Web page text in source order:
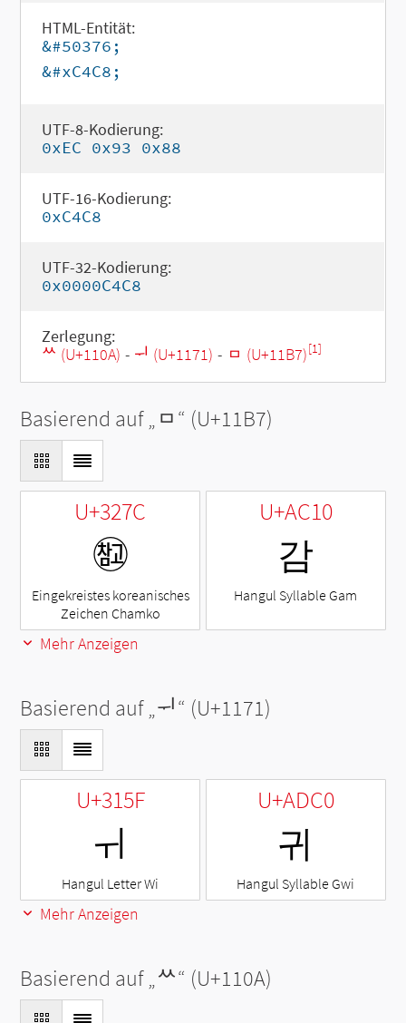
HTML-Entität:
&#50376;
&#xC4C8;
UTF-8-Kodierung:
0xEC 0x93 0x88
UTF-16-Kodierung:
0xC4C8
UTF-32-Kodierung:
0x0000C4C8
Zerlegung:
ᄊ (U+110A) - ᅱ (U+1171) - ᆷ (U+11B7)[1]
Basierend auf „ᆷ“ (U+11B7)
U+327C
㉼
Eingekreistes koreanisches
Zeichen Chamko
U+AC10
감
Hangul Syllable Gam
Mehr Anzeigen
Basierend auf „ᅱ“ (U+1171)
U+315F
ㅟ
Hangul Letter Wi
U+ADC0
귀
Hangul Syllable Gwi
Mehr Anzeigen
Basierend auf „ᄊ“ (U+110A)